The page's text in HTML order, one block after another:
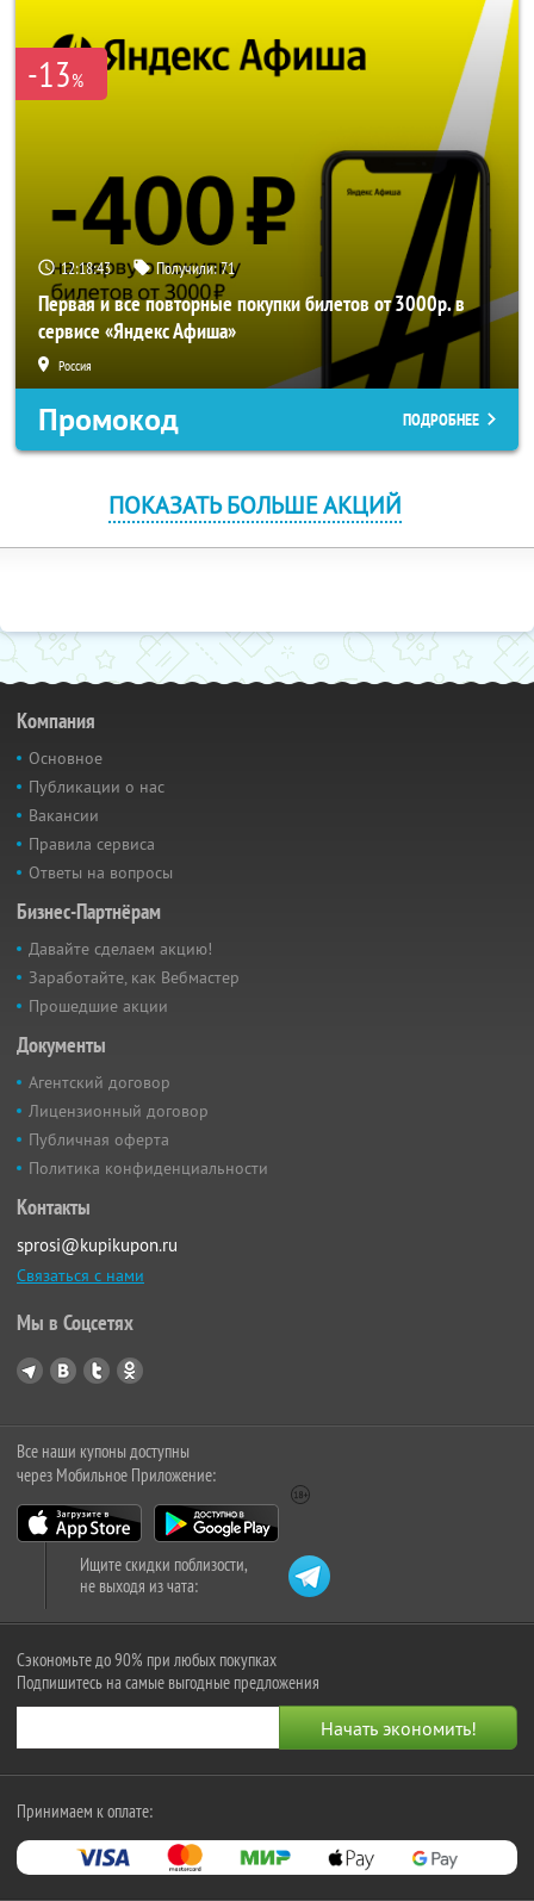
-13%
12:18:41 Получили:71
Первая и все повторные покупки билетов от 3000р. в
сервисе «Яндекс Афиша»
Россия
Промокод ПОДРОБНЕЕ
ПОКАЗАТЬ БОЛЬШЕ АКЦИЙ
Компания
Основное
Публикации о нас
Вакансии
Правила сервиса
Ответы на вопросы
Бизнес-Партнёрам
Давайте сделаем акцию!
Заработайте, как Вебмастер
Прошедшие акции
Документы
Агентский договор
Лицензионный договор
Публичная оферта
Политика конфиденциальности
Контакты
sprosi@kupikupon.ru
Связаться с нами
Мы в Соцсетях
Все наши купоны доступны
через Мобильное Приложение:
Ищите скидки поблизости,
не выходя из чата:
Сэкономьте до 90% при любых покупках
Подпишитесь на самые выгодные предложения
Принимаем к оплате: